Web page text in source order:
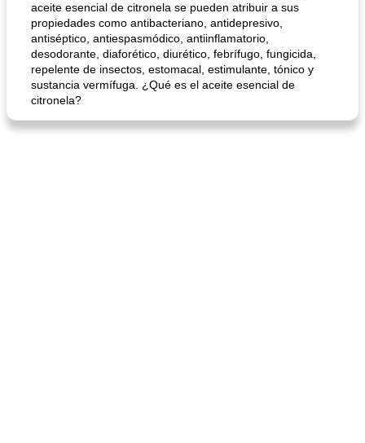
aceite esencial de citronela se pueden atribuir a sus
propiedades como antibacteriano, antidepresivo,
antiséptico, antiespasmódico, antiinflamatorio,
desodorante, diaforético, diurético, febrífugo, fungicida,
repelente de insectos, estomacal, estimulante, tónico y
sustancia vermífuga. ¿Qué es el aceite esencial de
citronela?